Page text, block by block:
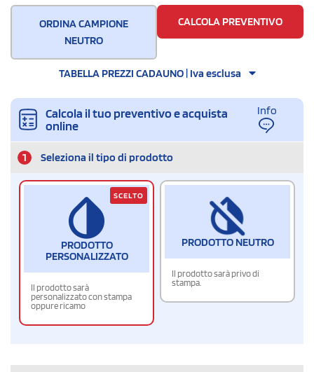
20
ORDINA CAMPIONE
NEUTRO
CALCOLA PREVENTIVO
TABELLA PREZZI CADAUNO | Iva esclusa
Calcola il tuo preventivo e acquista
online
Info
1 Seleziona il tipo di prodotto
PRODOTTO
PERSONALIZZATO
Il prodotto sarà
personalizzato con stampa
oppure ricamo
SCELTO
PRODOTTO NEUTRO
Il prodotto sarà privo di
stampa.